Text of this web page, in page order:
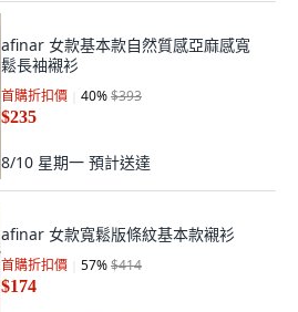
afinar 女款基本款自然質感亞麻感寬
鬆長袖襯衫
首購折扣價 40%$393
$235
8/10 星期一 預計送達
afinar 女款寬鬆版條紋基本款襯衫
首購折扣價 57%$414
$174